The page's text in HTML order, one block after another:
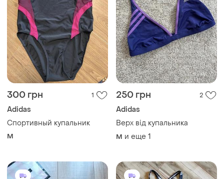
300 грн 1
Adidas
Спортивный купальник
M
250 грн 2
Adidas
Верх від купальника
M и еще 1